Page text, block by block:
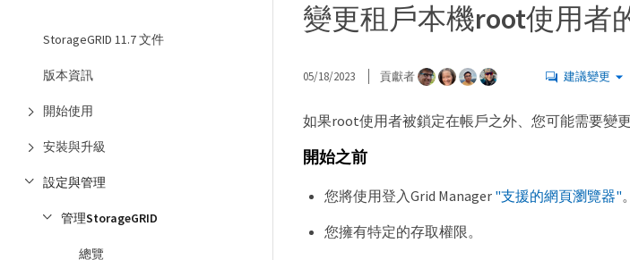
StorageGRID 11.7 文件
版本資訊
開始使用
安裝與升級
設定與管理
管理StorageGRID
總覽
變更租戶本機root使用者
05/18/2023 貢獻者 建議變更
如果root使用者被鎖定在帳戶之外、您可能需要變
開始之前
您將使用登入Grid Manager "支援的網頁瀏覽器"。
您擁有特定的存取權限。